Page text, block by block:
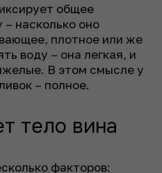
общее
– насколько оно
плотное или же
воду – она легкая, и
В этом смысле у
– полное.
тело вина
факторов: